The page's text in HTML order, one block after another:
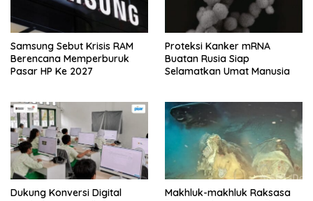
Samsung Sebut Krisis RAM
Berencana Memperburuk
Pasar HP Ke 2027
Proteksi Kanker mRNA
Buatan Rusia Siap
Selamatkan Umat Manusia
Dukung Konversi Digital
Makhluk-makhluk Raksasa